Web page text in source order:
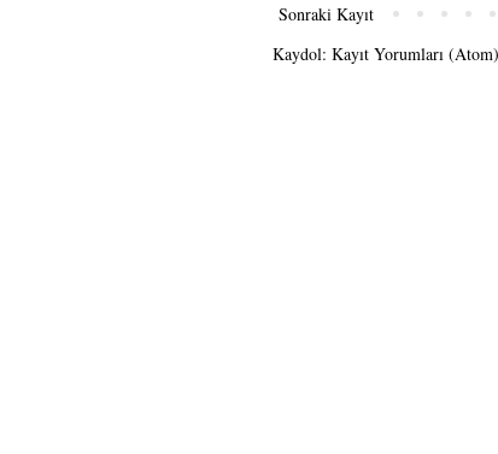
Sonraki Kayıt
Kaydol: Kayıt Yorumları (Atom)